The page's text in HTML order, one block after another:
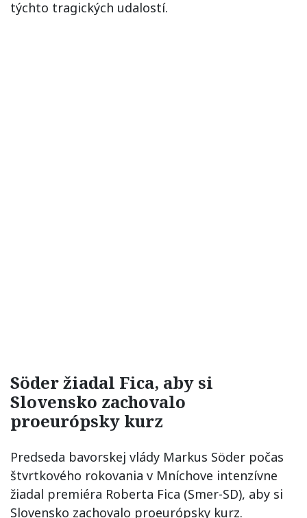
týchto tragických udalostí.
Söder žiadal Fica, aby si
Slovensko zachovalo
proeurópsky kurz
Predseda bavorskej vlády Markus Söder počas
štvrtkového rokovania v Mníchove intenzívne
žiadal premiéra Roberta Fica (Smer-SD), aby si
Slovensko zachovalo proeurópsky kurz.